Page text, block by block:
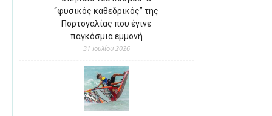
“φυσικός καθεδρικός” της
Πορτογαλίας που έγινε
παγκόσμια εμμονή
31 Ιουλίου 2026